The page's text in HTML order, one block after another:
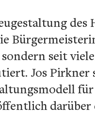
des
seit
Jos Pirkner